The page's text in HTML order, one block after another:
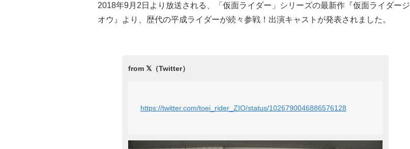
2018年9月2日より放送される、「仮面ライダー」シリーズの最新作『仮面ライダージ
オウ』より、歴代の平成ライダーが続々参戦！出演キャストが発表されました。
https://twitter.com/toei_rider_ZIO/status/1026790046886576128